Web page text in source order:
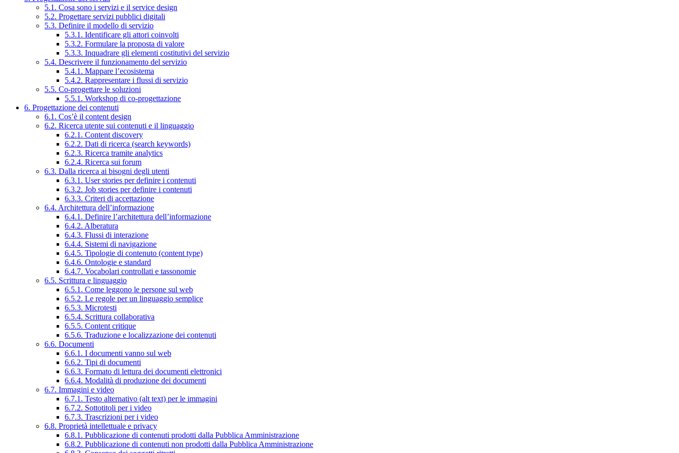
5.1. Cosa sono i servizi e il service design
5.2. Progettare servizi pubblici digitali
5.3. Definire il modello di servizio
5.3.1. Identificare gli attori coinvolti
5.3.2. Formulare la proposta di valore
5.3.3. Inquadrare gli elementi costitutivi del servizio
5.4. Descrivere il funzionamento del servizio
5.4.1. Mappare l’ecosistema
5.4.2. Rappresentare i flussi di servizio
5.5. Co-progettare le soluzioni
5.5.1. Workshop di co-progettazione
6. Progettazione dei contenuti
6.1. Cos’è il content design
6.2. Ricerca utente sui contenuti e il linguaggio
6.2.1. Content discovery
6.2.2. Dati di ricerca (search keywords)
6.2.3. Ricerca tramite analytics
6.2.4. Ricerca sui forum
6.3. Dalla ricerca ai bisogni degli utenti
6.3.1. User stories per definire i contenuti
6.3.2. Job stories per definire i contenuti
6.3.3. Criteri di accettazione
6.4. Architettura dell’informazione
6.4.1. Definire l’architettura dell’informazione
6.4.2. Alberatura
6.4.3. Flussi di interazione
6.4.4. Sistemi di navigazione
6.4.5. Tipologie di contenuto (content type)
6.4.6. Ontologie e standard
6.4.7. Vocabolari controllati e tassonomie
6.5. Scrittura e linguaggio
6.5.1. Come leggono le persone sul web
6.5.2. Le regole per un linguaggio semplice
6.5.3. Microtesti
6.5.4. Scrittura collaborativa
6.5.5. Content critique
6.5.6. Traduzione e localizzazione dei contenuti
6.6. Documenti
6.6.1. I documenti vanno sul web
6.6.2. Tipi di documenti
6.6.3. Formato di lettura dei documenti elettronici
6.6.4. Modalità di produzione dei documenti
6.7. Immagini e video
6.7.1. Testo alternativo (alt text) per le immagini
6.7.2. Sottotitoli per i video
6.7.3. Trascrizioni per i video
6.8. Proprietà intellettuale e privacy
6.8.1. Pubblicazione di contenuti prodotti dalla Pubblica Amministrazione
6.8.2. Pubblicazione di contenuti non prodotti dalla Pubblica Amministrazione